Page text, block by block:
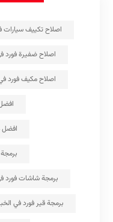
اصلاح تكييف سيارات
اصلاح ضفيرة فورد
اصلاح مكيف فورد
افضل
برمجة شاشات فورد
برمجة قير فورد في